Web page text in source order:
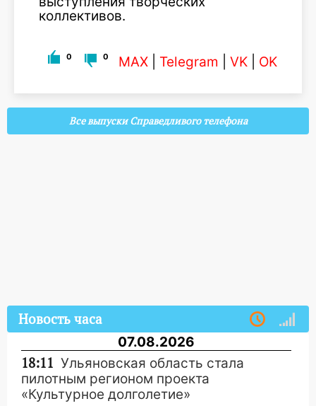
коллективов.
0 0 MAX Telegram VK OK
Все выпуски Справедливого телефона
Новость часа
07.08.2026
18:11 Ульяновская область стала
пилотным регионом проекта
«Культурное долголетие»